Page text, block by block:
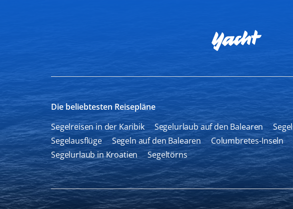
Die beliebtesten Reisepläne
Segelreisen in der Karibik
Segelurlaub auf den Balearen
Segelausflüge
Segeln auf den Balearen Columbretes-Inseln
Segelurlaub in Kroatien
Segeltörns